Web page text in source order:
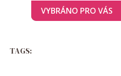
TAGS: